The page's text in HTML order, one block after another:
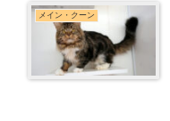
メイン・クーン